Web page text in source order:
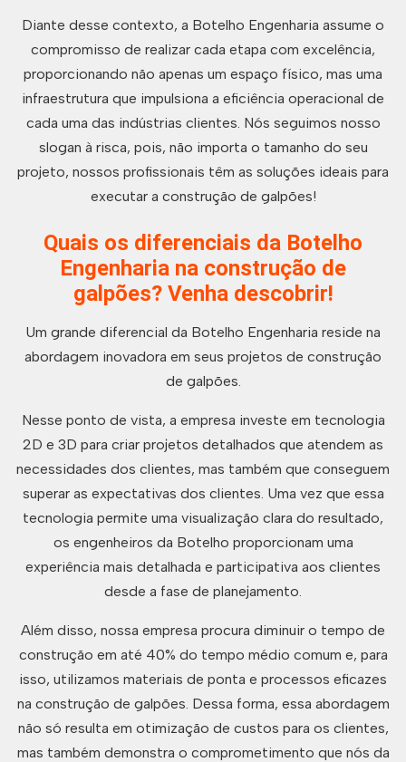
Diante desse contexto, a Botelho Engenharia assume o
compromisso de realizar cada etapa com excelência,
proporcionando não apenas um espaço físico, mas uma
infraestrutura que impulsiona a eficiência operacional de
cada uma das indústrias clientes. Nós seguimos nosso
slogan à risca, pois, não importa o tamanho do seu
projeto, nossos profissionais têm as soluções ideais para
executar a construção de galpões!
Quais os diferenciais da Botelho
Engenharia na construção de
galpões? Venha descobrir!
Um grande diferencial da Botelho Engenharia reside na
abordagem inovadora em seus projetos de construção
de galpões.
Nesse ponto de vista, a empresa investe em tecnologia
2D e 3D para criar projetos detalhados que atendem as
necessidades dos clientes, mas também que conseguem
superar as expectativas dos clientes. Uma vez que essa
tecnologia permite uma visualização clara do resultado,
os engenheiros da Botelho proporcionam uma
experiência mais detalhada e participativa aos clientes
desde a fase de planejamento.
Além disso, nossa empresa procura diminuir o tempo de
construção em até 40% do tempo médio comum e, para
isso, utilizamos materiais de ponta e processos eficazes
na construção de galpões. Dessa forma, essa abordagem
não só resulta em otimização de custos para os clientes,
mas também demonstra o comprometimento que nós da